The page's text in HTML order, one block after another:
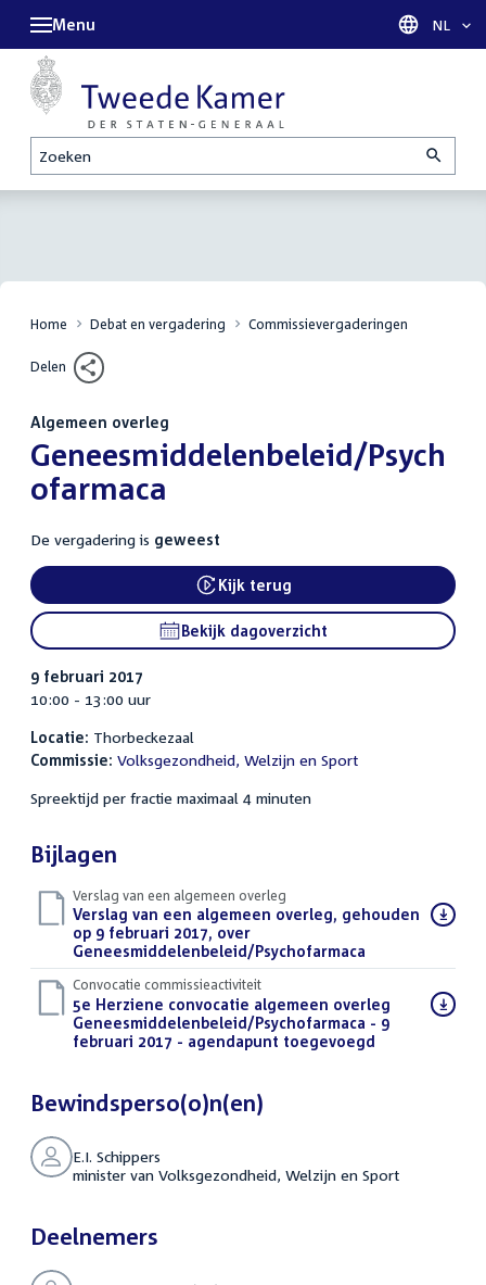
Zoeken
Menu Taal
NL
Home Debat en vergadering Commissievergaderingen
Delen
Algemeen overleg
:Geneesmiddelenbeleid/Psych
ofarmaca
De vergadering is geweest
Kijk terug
Bekijk dagoverzicht
9 februari 2017
10:00 - 13:00 uur
Locatie: Thorbeckezaal
Commissie: Volksgezondheid, Welzijn en Sport
Spreektijd per fractie maximaal 4 minuten
Bijlagen
Verslag van een algemeen overleg
Download
bestand:
Verslag van een algemeen overleg, gehouden
op 9 februari 2017, over
Geneesmiddelenbeleid/Psychofarmaca
Convocatie commissieactiviteit
Download
bestand:
5e Herziene convocatie algemeen overleg
Geneesmiddelenbeleid/Psychofarmaca - 9
februari 2017 - agendapunt toegevoegd
Bewindsperso(o)n(en)
E.I. Schippers
minister van Volksgezondheid, Welzijn en Sport
Deelnemers